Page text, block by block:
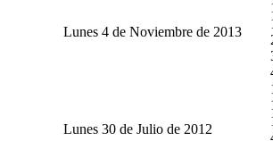
Lunes 4 de Noviembre de 2013
Lunes 30 de Julio de 2012